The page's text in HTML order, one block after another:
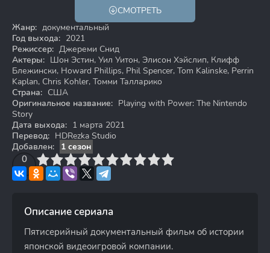
СМОТРЕТЬ
Жанр: документальный
Год выхода: 2021
Режиссер: Джереми Снид
Актеры: Шон Эстин, Уил Уитон, Элисон Хэйслип, Клифф
Блежински, Howard Phillips, Phil Spencer, Tom Kalinske, Perrin
Kaplan, Chris Kohler, Томми Талларико
Страна: США
Оригинальное название: Playing with Power: The Nintendo
Story
Дата выхода: 1 марта 2021
Перевод: HDRezka Studio
Добавлен:
1 сезон
0
4 6 7 8 9 10
Описание сериала
Пятисерийный документальный фильм об истории
японской видеоигровой компании.